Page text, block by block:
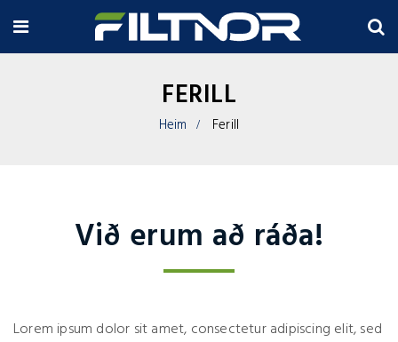
FERILL
Heim Ferill
Við erum að ráða!
Lorem ipsum dolor sit amet, consectetur adipiscing elit, sed